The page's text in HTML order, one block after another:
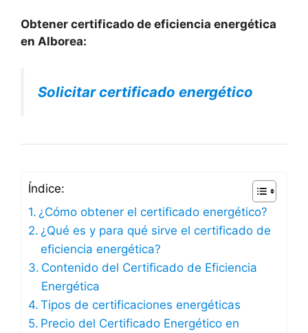
Obtener certificado de eficiencia energética
en Alborea:
Solicitar certificado energético
Índice:
¿Cómo obtener el certificado energético?
¿Qué es y para qué sirve el certificado de
eficiencia energética?
Contenido del Certificado de Eficiencia
Energética
Tipos de certificaciones energéticas
Precio del Certificado Energético en